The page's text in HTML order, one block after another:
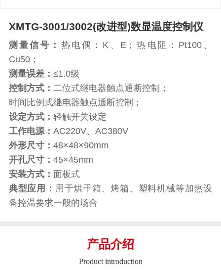
XMTG-3001/3002(改进型)数显温度控制仪
测量信号： 热电偶：K、E；热电阻：Pt100、
Cu50；
测量误差： ≤1.0级
控制方式： 二位式继电器触点通断控制；
时间比例式继电器触点通断控制；
设定方式： 轻触开关设定
工作电源： AC220V、AC380V
外形尺寸： 48×48×90mm
开孔尺寸： 45×45mm
安装方式： 面板式
典型应用： 用于烘干箱、烤箱、塑料机械等加热设
备控温要求一般的场合
产品介绍
Product introduction